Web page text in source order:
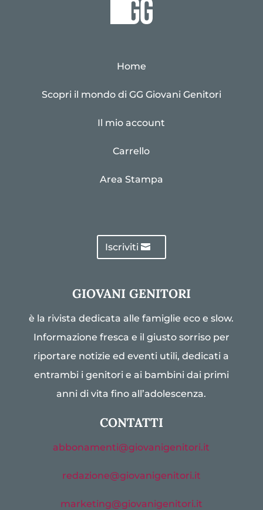
Home
Scopri il mondo di GG Giovani Genitori
Il mio account
Carrello
Area Stampa
Iscriviti
GIOVANI GENITORI
è la rivista dedicata alle famiglie eco e slow.
Informazione fresca e il giusto sorriso per
riportare notizie ed eventi utili, dedicati a
entrambi i genitori e ai bambini dai primi
anni di vita fino all’adolescenza.
CONTATTI
abbonamenti@giovanigenitori.it
redazione@giovanigenitori.it
marketing@giovanigenitori.it